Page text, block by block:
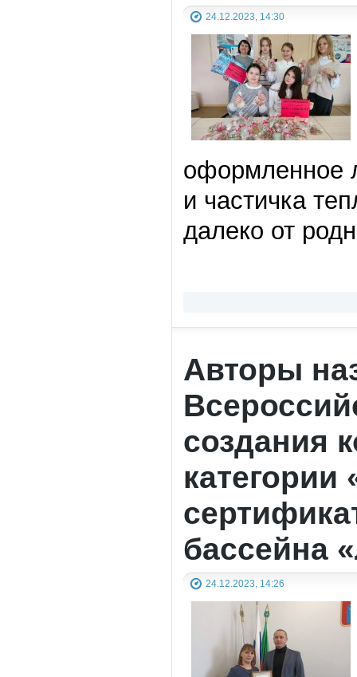
24.12.2023, 14:30
оформленное
и частичка
далеко от
Авторы
создания
бассейна
24.12.2023, 14:26